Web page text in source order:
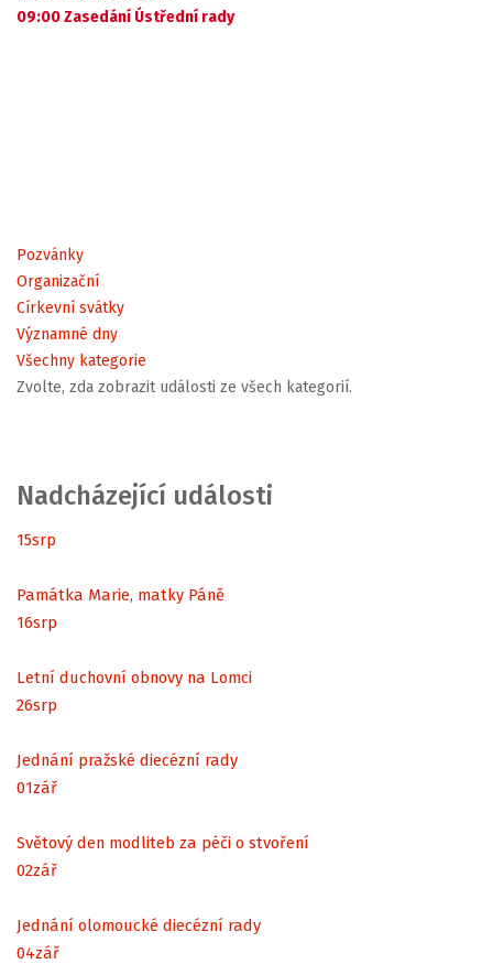
09:00 Zasedání Ústřední rady
Pozvánky
Organizační
Církevní svátky
Významné dny
Všechny kategorie
Zvolte, zda zobrazit události ze všech kategorií.
Nadcházející události
15srp
Památka Marie, matky Páně
16srp
Letní duchovní obnovy na Lomci
26srp
Jednání pražské diecézní rady
01zář
Světový den modliteb za péči o stvoření
02zář
Jednání olomoucké diecézní rady
04zář